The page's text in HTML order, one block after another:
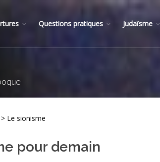
Questions pratiques Judaïsme
Le sionisme
pour demain